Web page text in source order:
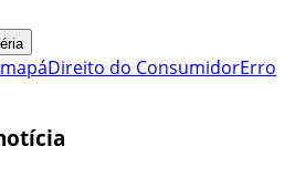
Direito do ConsumidorErro